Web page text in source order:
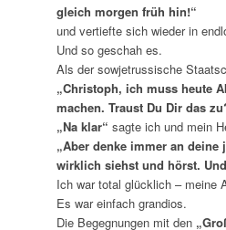
gleich morgen früh hin!“
und vertiefte sich wieder in
Und so geschah es.
Als der sowjetrussische
„Christoph, ich muss heute
machen. Traust Du Dir das
„Na klar“ sagte ich und mein
„Aber denke immer an
wirklich siehst und hörst.
Ich war total glücklich – meine
Es war einfach grandios.
Die Begegnungen mit den